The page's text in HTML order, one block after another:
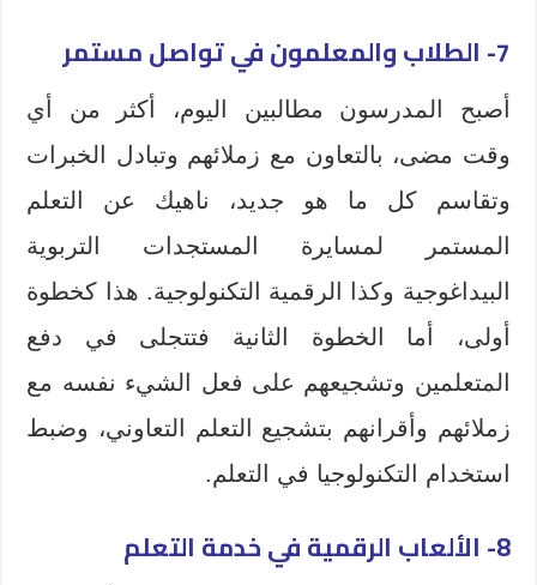
7- الطلاب والمعلمون في تواصل مستمر
أصبح المدرسون مطالبين اليوم، أكثر من أي
وقت مضى، بالتعاون مع زملائهم وتبادل الخبرات
وتقاسم كل ما هو جديد، ناهيك عن التعلم
المستمر لمسايرة المستجدات التربوية
البيداغوجية وكذا الرقمية التكنولوجية. هذا كخطوة
أولى، أما الخطوة الثانية فتتجلى في دفع
المتعلمين وتشجيعهم على فعل الشيء نفسه مع
زملائهم وأقرانهم بتشجيع التعلم التعاوني، وضبط
استخدام التكنولوجيا في التعلم.
8- الألعاب الرقمية في خدمة التعلم